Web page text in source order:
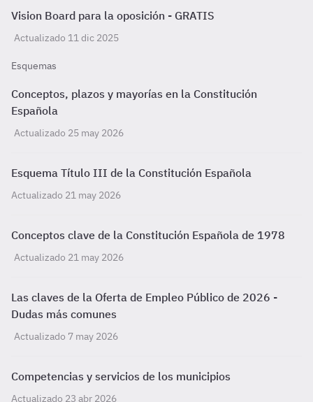
Vision Board para la oposición - GRATIS
Actualizado 11 dic 2025
Esquemas
Conceptos, plazos y mayorías en la Constitución
Española
Actualizado 25 may 2026
Esquema Título III de la Constitución Española
Actualizado 21 may 2026
Conceptos clave de la Constitución Española de 1978
Actualizado 21 may 2026
Las claves de la Oferta de Empleo Público de 2026 -
Dudas más comunes
Actualizado 7 may 2026
Competencias y servicios de los municipios
Actualizado 23 abr 2026